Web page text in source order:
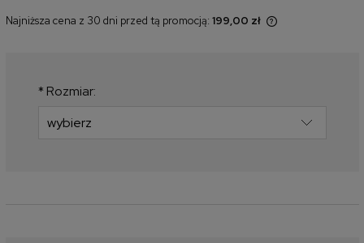
Najniższa cena z 30 dni przed tą promocją: 199,00 zł
* Rozmiar: